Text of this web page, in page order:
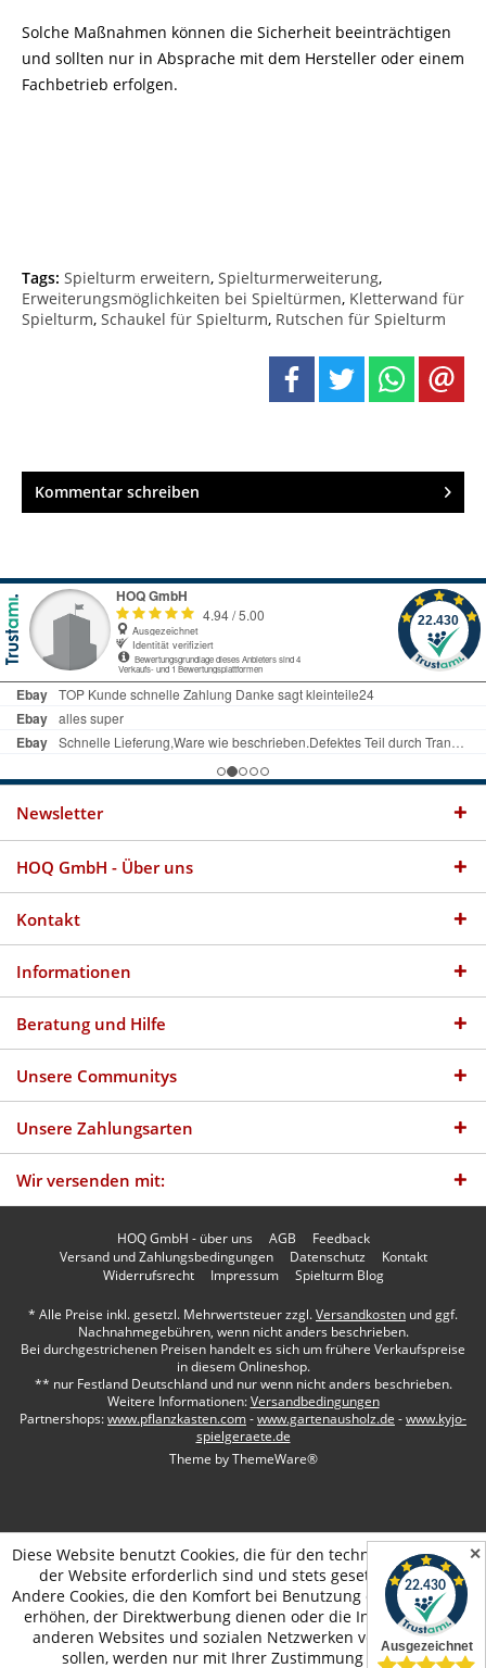
Solche Maßnahmen können die Sicherheit beeinträchtigen
und sollten nur in Absprache mit dem Hersteller oder einem
Fachbetrieb erfolgen.
Tags: Spielturm erweitern, Spielturmerweiterung,
Erweiterungsmöglichkeiten bei Spieltürmen, Kletterwand für
Spielturm, Schaukel für Spielturm, Rutschen für Spielturm
Kommentar schreiben
✕
Newsletter
HOQ GmbH - Über uns
Kontakt
Informationen
Beratung und Hilfe
Unsere Communitys
Unsere Zahlungsarten
Wir versenden mit:
HOQ GmbH - über uns AGB
Feedback
Versand und Zahlungsbedingungen
Datenschutz
Kontakt
Widerrufsrecht
Impressum Spielturm Blog
* Alle Preise inkl. gesetzl. Mehrwertsteuer zzgl.Versandkosten und ggf.
Nachnahmegebühren, wenn nicht anders beschrieben.
Bei durchgestrichenen Preisen handelt es sich um frühere Verkaufspreise
in diesem Onlineshop.
** nur Festland Deutschland und nur wenn nicht anders beschrieben.
Weitere Informationen:Versandbedingungen
Partnershops:www.pflanzkasten.com-www.gartenausholz.de -www.kyjo-
spielgeraete.de
Theme byThemeWare®
Diese Website benutzt Cookies, die für den technischen Betrieb
der Website erforderlich sind und stets gesetzt werden.
Andere Cookies, die den Komfort bei Benutzung dieser Website
erhöhen, der Direktwerbung dienen oder die Interaktion mit
anderen Websites und sozialen Netzwerken vereinfachen
sollen, werden nur mit Ihrer Zustimmung gesetzt.